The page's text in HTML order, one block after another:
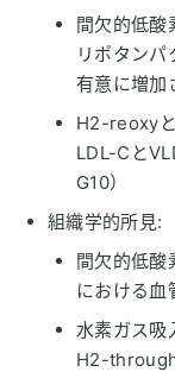
間欠的低酸
リポタン
有意に増加
H2-reoxy
LDL-Cと
G10）
組織学的所見:
間欠的低酸
における血
水素ガス吸
H2-